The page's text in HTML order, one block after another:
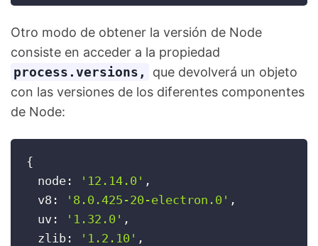
Otro modo de obtener la versión de Node
consiste en acceder a la propiedad
process.versions,
que devolverá un objeto
con las versiones de los diferentes componentes
de Node:
{
  node
: '12.14.0' ,
  v8
: '8.0.425-20-electron.0' ,
  uv
: '1.32.0' ,
  zlib
: '1.2.10' ,